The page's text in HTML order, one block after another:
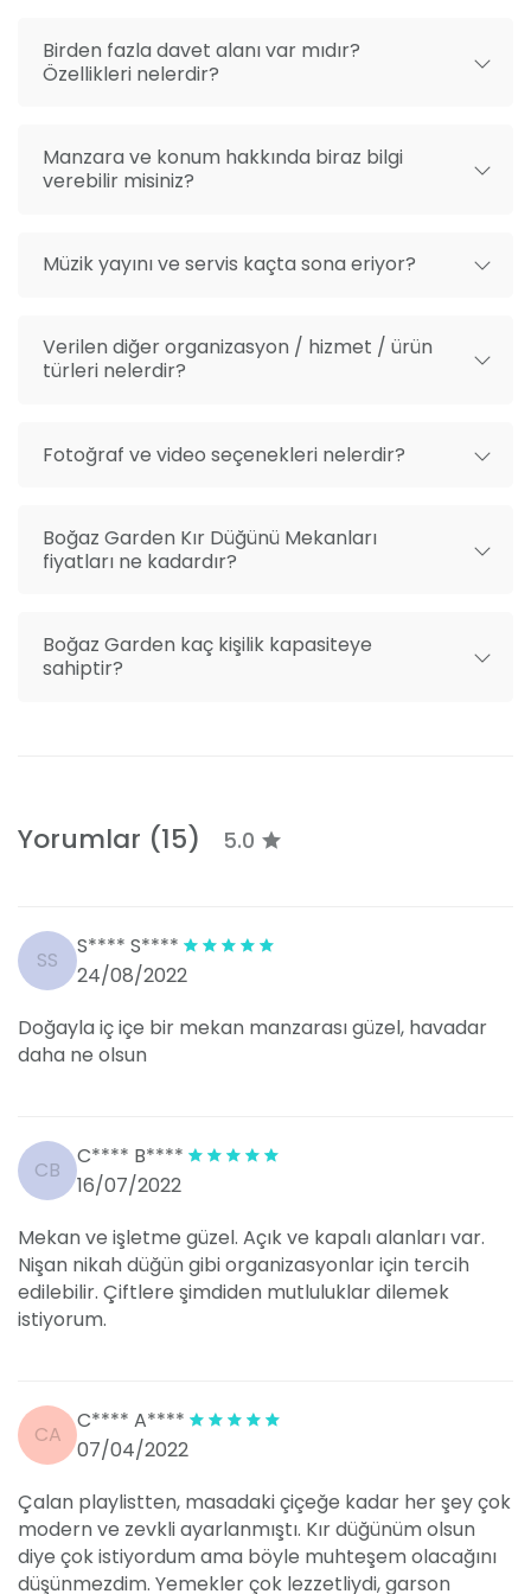
Birden fazla davet alanı var mıdır?
Özellikleri nelerdir?
Manzara ve konum hakkında biraz bilgi
verebilir misiniz?
Müzik yayını ve servis kaçta sona eriyor?
Verilen diğer organizasyon / hizmet / ürün
türleri nelerdir?
Fotoğraf ve video seçenekleri nelerdir?
Boğaz Garden Kır Düğünü Mekanları
fiyatları ne kadardır?
Boğaz Garden kaç kişilik kapasiteye
sahiptir?
Yorumlar (15) 5.0
SS
S**** S****
24/08/2022
Doğayla iç içe bir mekan manzarası güzel, havadar
daha ne olsun
CB
C**** B****
16/07/2022
Mekan ve işletme güzel. Açık ve kapalı alanları var.
Nişan nikah düğün gibi organizasyonlar için tercih
edilebilir. Çiftlere şimdiden mutluluklar dilemek
istiyorum.
CA
C**** A****
07/04/2022
Çalan playlistten, masadaki çiçeğe kadar her şey çok
modern ve zevkli ayarlanmıştı. Kır düğünüm olsun
diye çok istiyordum ama böyle muhteşem olacağını
düşünmezdim. Yemekler çok lezzetliydi, garson